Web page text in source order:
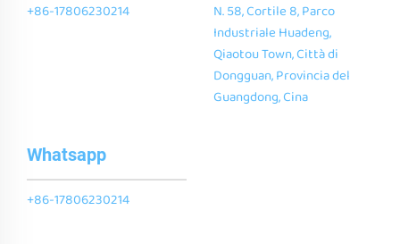
+86-17806230214
N. 58, Cortile 8, Parco
Industriale Huadeng,
Qiaotou Town, Città di
Dongguan, Provincia del
Guangdong, Cina
Whatsapp
+86-17806230214